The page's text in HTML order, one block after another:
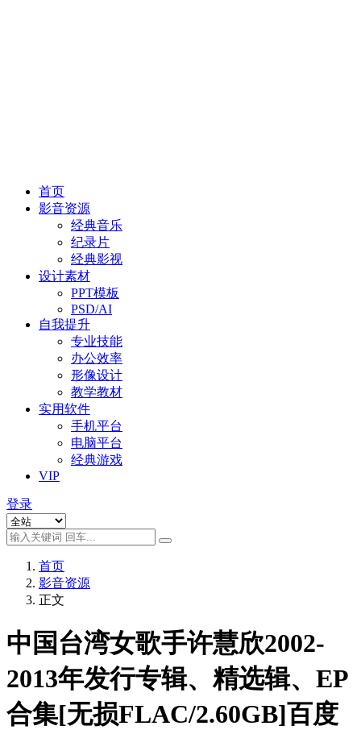
首页
影音资源
经典音乐
纪录片
经典影视
设计素材
PPT模板
PSD/AI
自我提升
专业技能
办公效率
形像设计
教学教材
实用软件
手机平台
电脑平台
经典游戏
VIP
登录
首页
影音资源
正文
中国台湾女歌手许慧欣2002-
2013年发行专辑、精选辑、EP
合集[无损FLAC/2.60GB]百度